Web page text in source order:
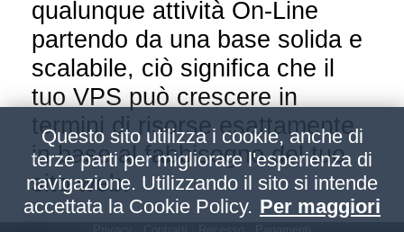
qualunque attività On-Line
partendo da una base solida e
scalabile, ciò significa che il
tuo VPS può crescere in
termini di risorse esattamente
in base al fabbisogno del tuo
sito web.
Questo sito utilizza i cookie, anche di
terze parti per migliorare l'esperienza di
navigazione. Utilizzando il sito si intende
accettata la Cookie Policy. Per maggiori